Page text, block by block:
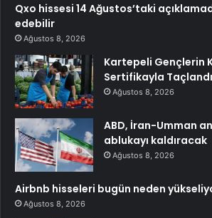
Qxo hissesi 14 Ağustos’taki
edebilir
Ağustos 8, 2026
Kartepeli Gençlerin
Sertifikayla Taçlandı
Ağustos 8, 2026
ABD, İran-Umman
ablukayı kaldıracak
Ağustos 8, 2026
Airbnb hisseleri bugün neden
Ağustos 8, 2026